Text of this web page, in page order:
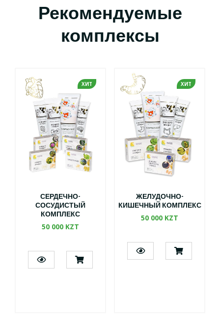
Рекомендуемые
комплексы
ХИТ
СЕРДЕЧНО-
СОСУДИСТЫЙ
КОМПЛЕКС
50 000 KZT
ХИТ
ЖЕЛУДОЧНО-
КИШЕЧНЫЙ КОМПЛЕКС
50 000 KZT